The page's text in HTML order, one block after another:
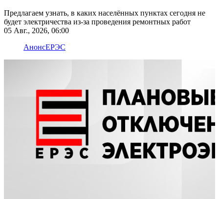
Предлагаем узнать, в каких населённых пунктах сегодня не
будет электричества из-за проведения ремонтных работ
05 Авг., 2026, 06:00
АнонсЕРЭС